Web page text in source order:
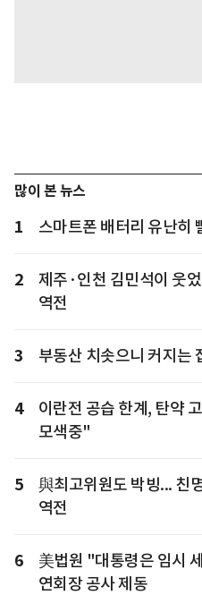
많이 본 뉴스
1 스마트폰 배터리 유난히
2
제주·인천 김민석이 웃
역전
3 부동산 치솟으니 커지는
4
이란전 공습 한계, 탄약
모색중"
5
與최고위원도 박빙... 친
역전
6
美법원 "대통령은 임시
연회장 공사 제동